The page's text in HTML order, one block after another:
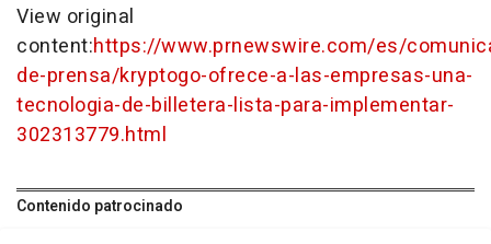
View original
content:https://www.prnewswire.com/es/
de-prensa/kryptogo-ofrece-a-las-empresas-una-
tecnologia-de-billetera-lista-para-implementar-
302313779.html
Contenido patrocinado